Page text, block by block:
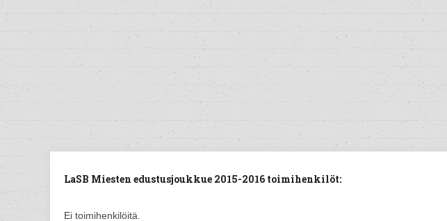
LaSB Miesten edustusjoukkue 2015-2016 toimihenkilöt:
Ei toimihenkilöitä.